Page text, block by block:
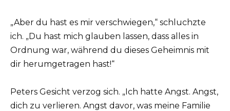
„Aber du hast es mir verschwiegen,“ schluchzte
ich. „Du hast mich glauben lassen, dass alles in
Ordnung war, während du dieses Geheimnis mit
dir herumgetragen hast!“
Peters Gesicht verzog sich. „Ich hatte Angst. Angst,
dich zu verlieren. Angst davor, was meine Familie